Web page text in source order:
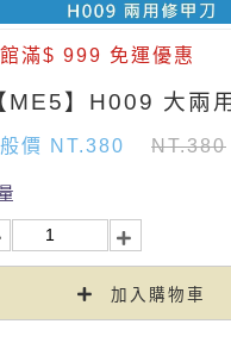
滿$ 999 免運優惠
價 NT.380 NT.380
加入購物車